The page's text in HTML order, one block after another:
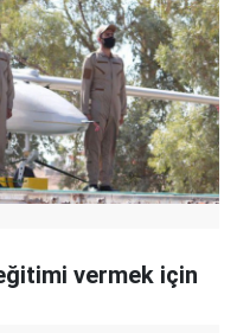
vermek için